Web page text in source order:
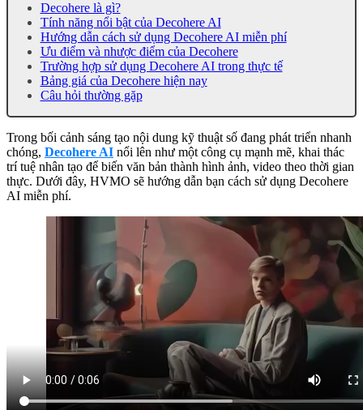
Decohere là gì?
Tính năng nổi bật của Decohere AI
Hướng dẫn cách sử dụng Decohere AI miễn phí
Ưu điểm và nhược điểm của Decohere
Trường hợp sử dụng Decohere AI trong thực tế
Bảng giá của Decohere hiện nay
Câu hỏi thường gặp
Trong bối cảnh sáng tạo nội dung kỹ thuật số đang phát triển nhanh
chóng, Decohere AI nổi lên như một công cụ mạnh mẽ, khai thác
trí tuệ nhân tạo để biến văn bản thành hình ảnh, video theo thời gian
thực. Dưới đây, HVMO sẽ hướng dẫn bạn cách sử dụng Decohere
AI miễn phí.